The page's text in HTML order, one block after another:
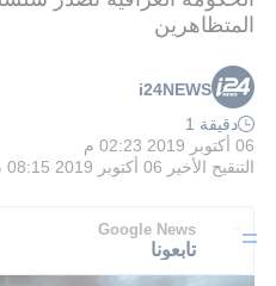
المتظاهرين
i24NEWS
دقيقة 1
06 أكتوبر 2019 02:23 م
التنقيح الأخير 06 أكتوبر 2019 08:15 م
Google News
تابعونا